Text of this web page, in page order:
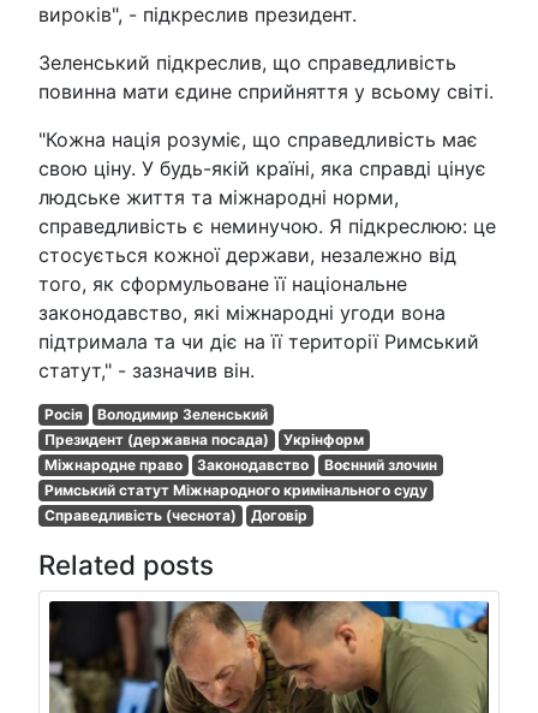
вироків", - підкреслив президент.
Зеленський підкреслив, що справедливість
повинна мати єдине сприйняття у всьому світі.
"Кожна нація розуміє, що справедливість має
свою ціну. У будь-якій країні, яка справді цінує
людське життя та міжнародні норми,
справедливість є неминучою. Я підкреслюю: це
стосується кожної держави, незалежно від
того, як сформульоване її національне
законодавство, які міжнародні угоди вона
підтримала та чи діє на її території Римський
статут," - зазначив він.
Росія
Володимир Зеленський
Президент (державна посада)
Укрінформ
Міжнародне право
Законодавство
Воєнний злочин
Римський статут Міжнародного кримінального суду
Справедливість (чеснота)
Договір
Related posts